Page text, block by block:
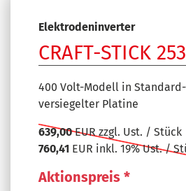
Elektrodeninverter
CRAFT-STICK 253
400 Volt-Modell in
versiegelter Platine
639,00EUR zzgl. Ust. / Stück
760,41 EUR inkl. 19% Ust. /
Aktionspreis *